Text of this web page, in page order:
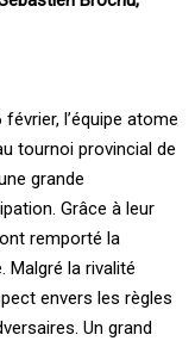
l’équipe atome
tournoi provincial de
grande
Grâce à leur
remporté la
Malgré la rivalité
envers les règles
Un grand